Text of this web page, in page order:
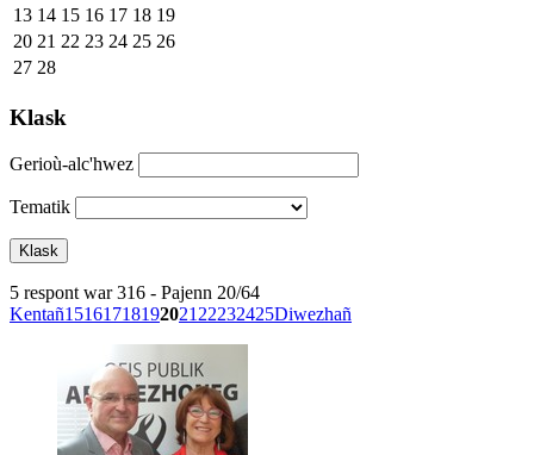
13 14 15 16 17 18 19
20 21 22 23 24 25 26
27 28
Klask
Gerioù-alc'hwez
Tematik
5 respont war 316 - Pajenn 20/64
Kentañ15161718192021 22232425Diwezhañ